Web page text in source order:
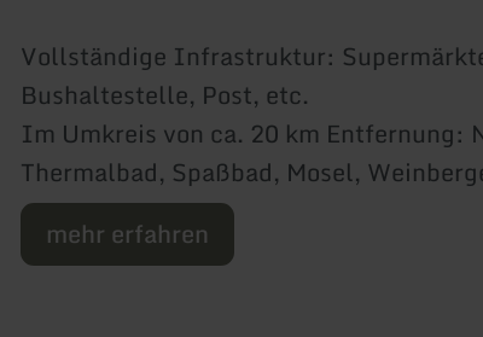
Vollständige Infrastruktur:
Bushaltestelle, Post, etc.
Im Umkreis von ca. 20 km Entfernung:
Thermalbad, Spaßbad, Mosel,
mehr erfahren